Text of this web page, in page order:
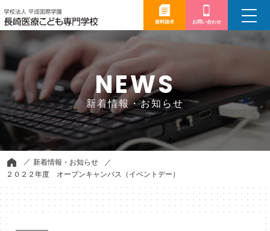
資料請求 お問い合わせ
toggle
NEWS
新着情報・お知らせ
新着情報・お知らせ
２０２２年度 オープンキャンパス（イベントデー）